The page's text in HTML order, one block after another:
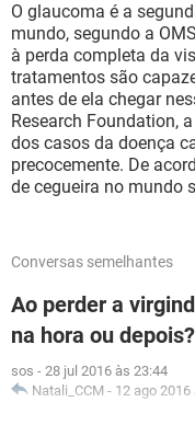
O glaucoma é a
mundo, segundo a
à perda completa da
tratamentos são
antes de ela chegar
Research Foundation,
dos casos da doença
precocemente. De
de cegueira no mundo
Conversas semelhantes
Ao perder a
na hora ou depois?
sos - 28 jul 2016 às 23:44
Natali_CCM - 12 ago 2016